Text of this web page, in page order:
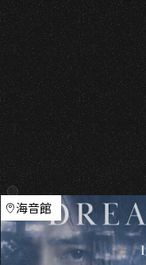
海音館